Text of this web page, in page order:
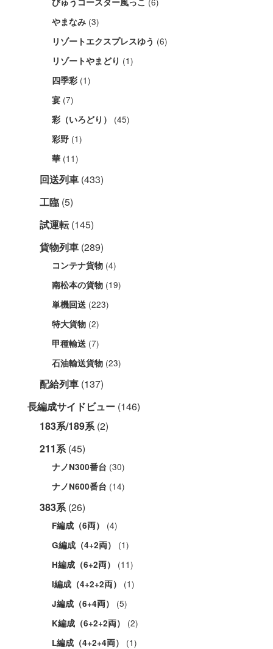
やまなみ (3)
リゾートエクスプレスゆう (6)
リゾートやまどり (1)
四季彩 (1)
宴 (7)
彩（いろどり） (45)
彩野 (1)
華 (11)
回送列車 (433)
工臨 (5)
試運転(145)
貨物列車 (289)
コンテナ貨物 (4)
南松本の貨物 (19)
単機回送 (223)
特大貨物 (2)
甲種輸送 (7)
石油輸送貨物 (23)
配給列車 (137)
長編成サイドビュー (146)
183系/189系(2)
211系(45)
ナノN300番台 (30)
ナノN600番台 (14)
383系(26)
F編成（6両） (4)
G編成（4+2両） (1)
H編成（6+2両） (11)
I編成（4+2+2両） (1)
J編成（6+4両） (5)
K編成（6+2+2両） (2)
L編成（4+2+4両） (1)